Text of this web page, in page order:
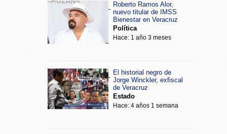
Roberto Ramos Alor,
nuevo titular de IMSS
Bienestar en Veracruz
Política
Hace: 1 año 3 meses
El historial negro de
Jorge Winckler, exfiscal
de Veracruz
Estado
Hace: 4 años 1 semana